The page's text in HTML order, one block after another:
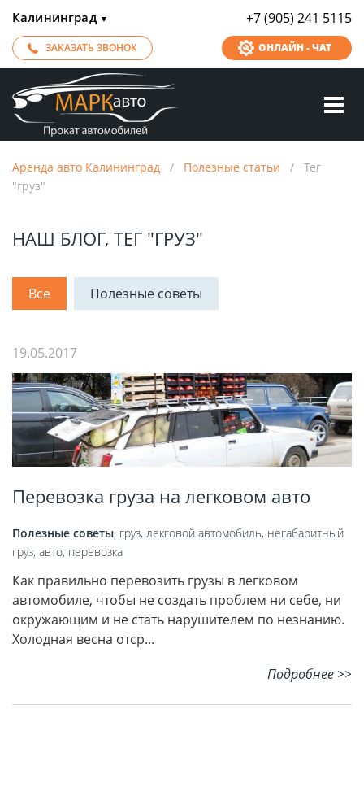
Калининград ▼ +7 (905) 241 5115
ЗАКАЗАТЬ ЗВОНОК ОНЛАЙН - ЧАТ
Аренда авто Калининград / Полезные статьи / Тег
"груз"
НАШ БЛОГ, ТЕГ "ГРУЗ"
Все Полезные советы
19.05.2017
Перевозка груза на легковом авто
Полезные советы, груз, лекговой автомобиль, негабаритный
груз, авто, перевозка
Как правильно перевозить грузы в легковом
автомобиле, чтобы не создать проблем ни себе, ни
окружающим и не стать нарушителем по незнанию.
Холодная весна отср...
Подробнее >>